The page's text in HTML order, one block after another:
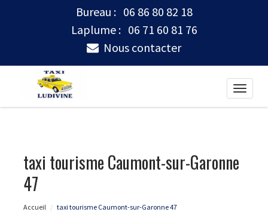
Bureau : 06 86 80 82 18
Laplume : 06 71 60 81 76
Nous contacter
Toggle
taxi tourisme Caumont-sur-Garonne
47
Accueil taxi tourisme Caumont-sur-Garonne 47